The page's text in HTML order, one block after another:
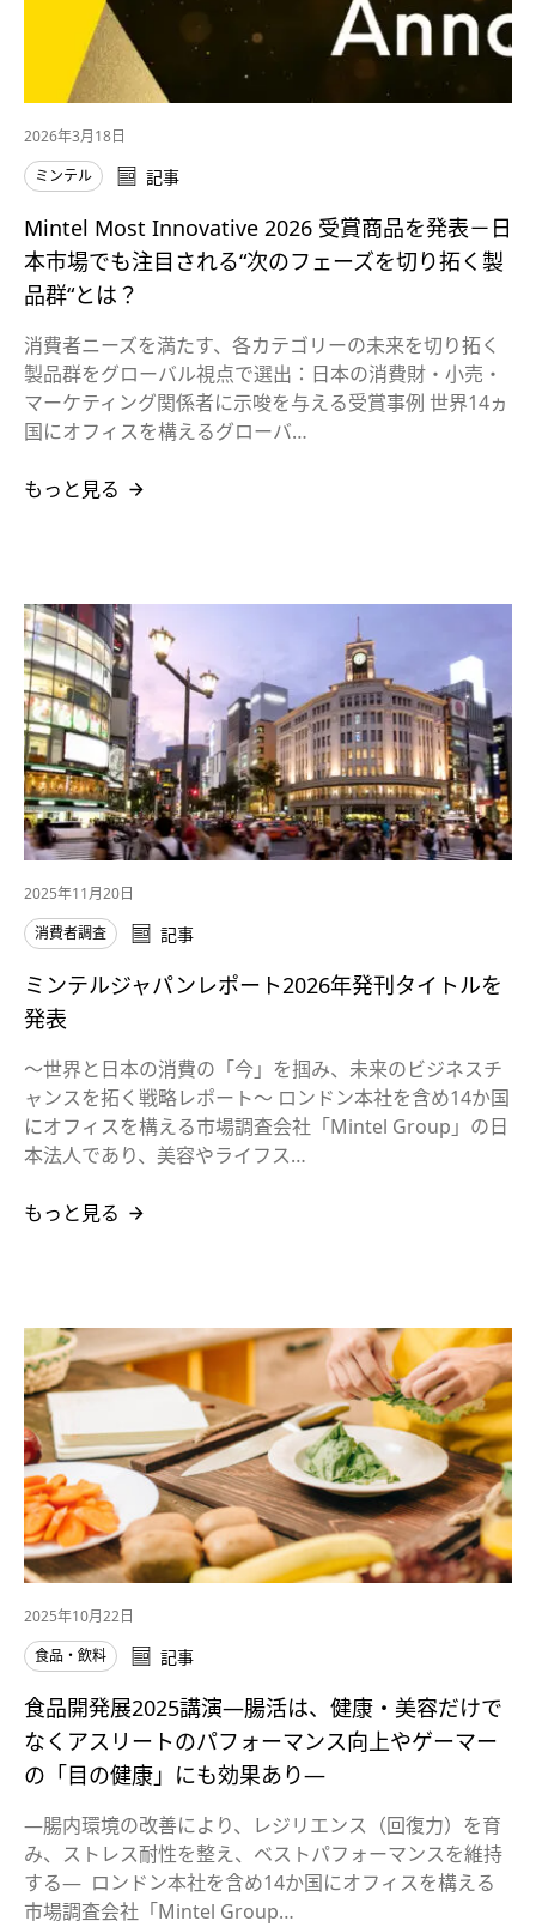
2026年3月18日
ミンテル
記事
Mintel Most Innovative 2026 受賞商品を発表－日
本市場でも注目される“次のフェーズを切り拓く製
品群“とは？
消費者ニーズを満たす、各カテゴリーの未来を切り拓く
製品群をグローバル視点で選出：日本の消費財・小売・
マーケティング関係者に示唆を与える受賞事例 世界14ヵ
国にオフィスを構えるグローバ…
もっと見る
2025年11月20日
消費者調査
記事
ミンテルジャパンレポート2026年発刊タイトルを
発表
～世界と日本の消費の「今」を掴み、未来のビジネスチ
ャンスを拓く戦略レポート～ ロンドン本社を含め14か国
にオフィスを構える市場調査会社「Mintel Group」の日
本法人であり、美容やライフス…
もっと見る
2025年10月22日
食品・飲料
記事
食品開発展2025講演―腸活は、健康・美容だけで
なくアスリートのパフォーマンス向上やゲーマー
の「目の健康」にも効果あり―
―腸内環境の改善により、レジリエンス（回復力）を育
み、ストレス耐性を整え、ベストパフォーマンスを維持
する― ロンドン本社を含め14か国にオフィスを構える
市場調査会社「Mintel Group…